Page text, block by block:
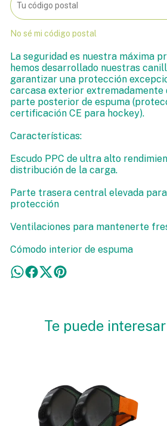
No sé mi código postal
La seguridad es nuestra máxima
hemos desarrollado nuestras
garantizar una protección
carcasa exterior extremadamente
parte posterior de espuma
certificación CE para hockey).
Características:
Escudo PPC de ultra alto
distribución de la carga.
Parte trasera central elevada
protección
Ventilaciones para mantenerte
Cómodo interior de espuma
Te puede